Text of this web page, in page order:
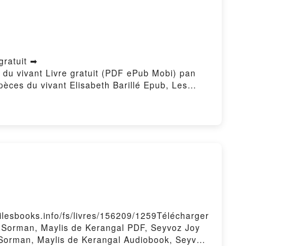
➡
vivant Livre gratuit (PDF ePub Mobi) pan
du vivant Elisabeth Barillé Epub, Les
Les soeurs et autres espèces du vivant
fs/livres/156209/1259Télécharger
Maylis de Kerangal PDF, Seyvoz Joy
Maylis de Kerangal Audiobook, Seyvoz